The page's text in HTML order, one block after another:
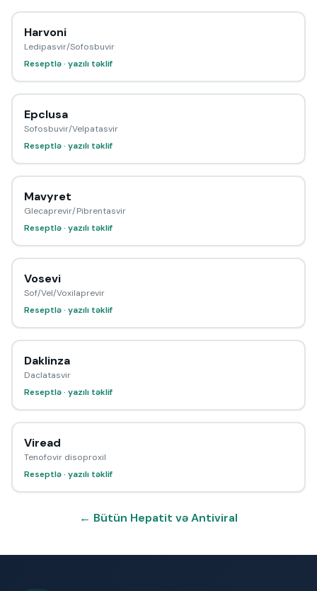
Harvoni
Ledipasvir/Sofosbuvir
Reseptlə · yazılı təklif
Epclusa
Sofosbuvir/Velpatasvir
Reseptlə · yazılı təklif
Mavyret
Glecaprevir/Pibrentasvir
Reseptlə · yazılı təklif
Vosevi
Sof/Vel/Voxilaprevir
Reseptlə · yazılı təklif
Daklinza
Daclatasvir
Reseptlə · yazılı təklif
Viread
Tenofovir disoproxil
Reseptlə · yazılı təklif
← Bütün Hepatit və Antiviral